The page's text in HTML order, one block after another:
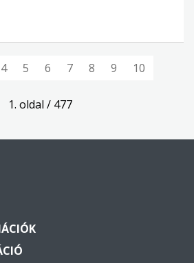
4 5 6 7 8 9 10
1. oldal / 477